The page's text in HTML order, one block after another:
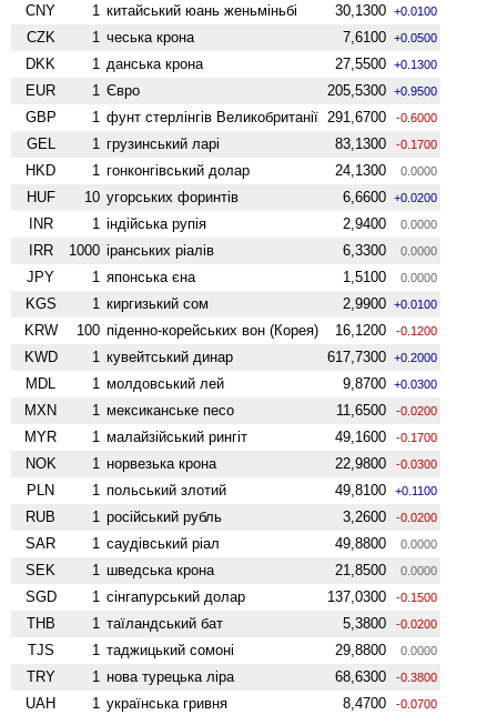
CNY 1 китайський юань женьмiньбi 30,1300 +0.0100
CZK 1 чеська крона 7,6100 +0.0500
DKK 1 данська крона 27,5500 +0.1300
EUR 1 Євро 205,5300 +0.9500
GBP 1 фунт стерлінгів Велико­британії 291,6700 -0.6000
GEL 1 грузинський ларі 83,1300 -0.1700
HKD 1 гонконгівський долар 24,1300 0.0000
HUF 10 угорських форинтів 6,6600 +0.0200
INR 1 індійська рупія 2,9400 0.0000
IRR 1000 іранських ріалів 6,3300 0.0000
JPY 1 японська єна 1,5100 0.0000
KGS 1 киргизький сом 2,9900 +0.0100
KRW 100 піденно-корейських вон (Корея) 16,1200 -0.1200
KWD 1 кувейтський динар 617,7300 +0.2000
MDL 1 молдовський лей 9,8700 +0.0300
MXN 1 мексиканське песо 11,6500 -0.0200
MYR 1 малайзійський рингіт 49,1600 -0.1700
NOK 1 норвезька крона 22,9800 -0.0300
PLN 1 польський злотий 49,8100 +0.1100
RUB 1 російський рубль 3,2600 -0.0200
SAR 1 саудівський ріал 49,8800 0.0000
SEK 1 шведська крона 21,8500 0.0000
SGD 1 сінгапурський долар 137,0300 -0.1500
THB 1 таїландський бат 5,3800 -0.0200
TJS 1 таджицький сомоні 29,8800 0.0000
TRY 1 нова турецька ліра 68,6300 -0.3800
UAH 1 українська гривня 8,4700 -0.0700